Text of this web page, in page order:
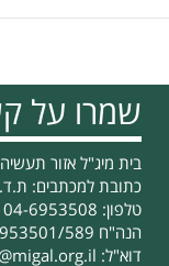
עלקת
שילוב
של
דיגום
מיטבי,
אבחון
מולקולרי
ו'פקעית'
שמרו על
בית מיג"ל אזור
כתובת למכתבים: ת.ד. 831 קרית שמונה 11016
טלפון: 04-6953508 פקס: 04-6944980
הנה"ח 04-6953501/589
דוא"ל: